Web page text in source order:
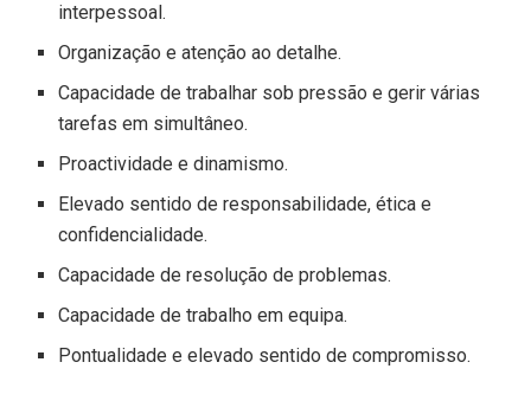
interpessoal.
Organização e atenção ao detalhe.
Capacidade de trabalhar sob pressão e gerir várias
tarefas em simultâneo.
Proactividade e dinamismo.
Elevado sentido de responsabilidade, ética e
confidencialidade.
Capacidade de resolução de problemas.
Capacidade de trabalho em equipa.
Pontualidade e elevado sentido de compromisso.